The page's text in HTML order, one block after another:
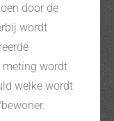
door de
wordt
meting wordt
welke wordt